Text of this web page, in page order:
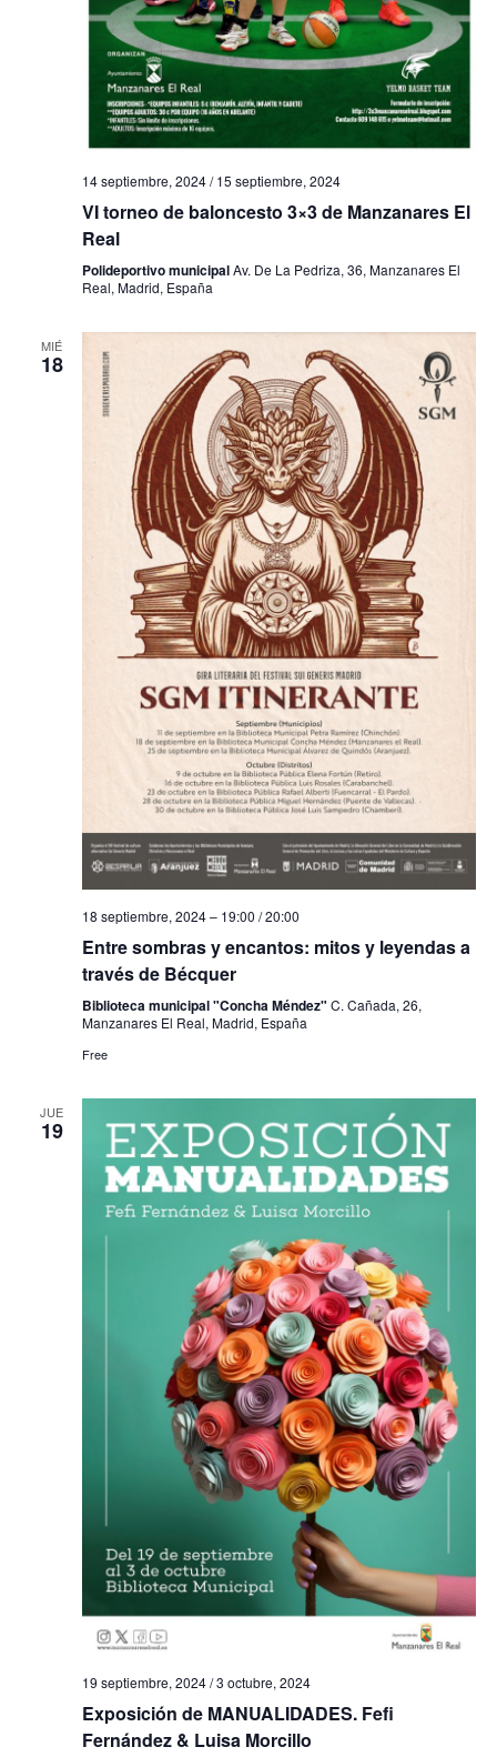
ú
s
q
u
e
a
y
v
i
s
t
a
s
d
e
E
v
n
t
o
s
a
v
e
n
o
14 septiembre, 2024/15 septiembre, 2024
VI torneo de baloncesto 3×3 de Manzanares El
Real
Polideportivo municipalAv. De La Pedriza, 36, Manzanares El
Real, Madrid, España
MIÉ
18
18 septiembre, 2024 – 19:00 /20:00
Entre sombras y encantos: mitos y leyendas a
través de Bécquer
Biblioteca municipal "Concha Méndez" C. Cañada, 26,
Manzanares El Real, Madrid, España
Free
JUE
19
19 septiembre, 2024/3 octubre, 2024
Exposición de MANUALIDADES. Fefi
Fernández & Luisa Morcillo